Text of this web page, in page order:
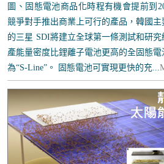
圖、固態電池商品化時程有機會提前到
競爭對手推出商業上可行的產品，韓國
的三星 SDI將建立全球第一條測試和研
產能量密度比鋰離子電池更高的全固態
為“S-Line”。 固態電池可實現更快的充...